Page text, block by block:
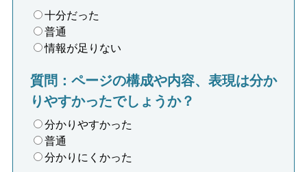
十分だった
普通
情報が足りない
質問：ページの構成や内容、表現は分か
りやすかったでしょうか？
分かりやすかった
普通
分かりにくかった